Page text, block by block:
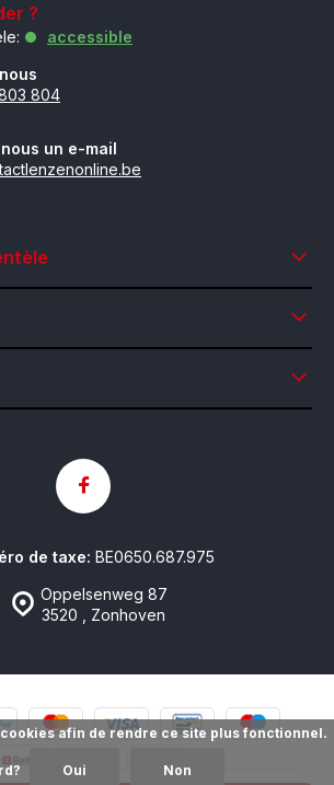
?
accessible
804
un e-mail
Oppelsenweg 87
3520 , Zonhoven
de taxe: BE0650.687.975
afin de rendre ce site plus fonctionnel.
Oui Non